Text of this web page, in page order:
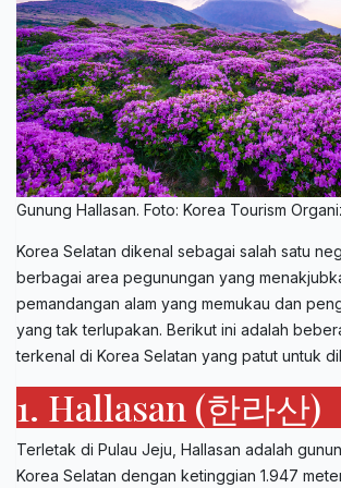
Gunung Hallasan. Foto: Korea Tourism
Korea Selatan dikenal sebagai salah satu
berbagai area pegunungan yang
pemandangan alam yang memukau dan
yang tak terlupakan. Berikut ini adalah
terkenal di Korea Selatan yang patut untuk
1. Hallasan (한라산)
Terletak di Pulau Jeju, Hallasan adalah
Korea Selatan dengan ketinggian 1.947